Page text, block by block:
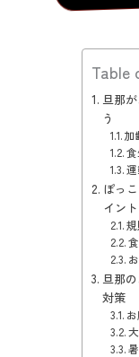
Table
旦那
う
加
ぽっ
イント
旦那
対策